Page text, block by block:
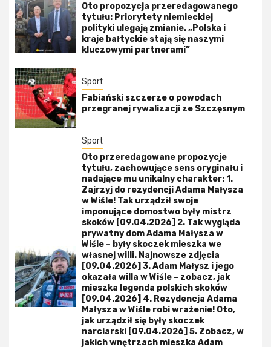
Oto propozycja przeredagowanego
tytułu: Priorytety niemieckiej
polityki ulegają zmianie. „Polska i
kraje bałtyckie stają się naszymi
kluczowymi partnerami”
Sport
Fabiański szczerze o powodach
przegranej rywalizacji ze Szczęsnym
Sport
Oto przeredagowane propozycje
tytułu, zachowujące sens oryginału i
nadające mu unikalny charakter: 1.
Zajrzyj do rezydencji Adama Małysza
w Wiśle! Tak urządził swoje
imponujące domostwo były mistrz
skoków [09.04.2026] 2. Tak wygląda
prywatny dom Adama Małysza w
Wiśle – były skoczek mieszka we
własnej willi. Najnowsze zdjęcia
[09.04.2026] 3. Adam Małysz i jego
okazała willa w Wiśle – zobacz, jak
mieszka legenda polskich skoków
[09.04.2026] 4. Rezydencja Adama
Małysza w Wiśle robi wrażenie! Oto,
jak urządził się były skoczek
narciarski [09.04.2026] 5. Zobacz, w
jakich wnętrzach mieszka Adam